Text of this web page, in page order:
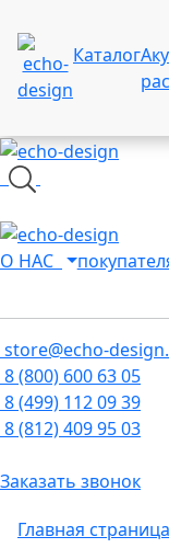
Каталог
О НАС
store@echo-
8 (800) 600 63 05
8 (499) 112 09 39
8 (812) 409 95 03
Заказать звонок
Главная страница